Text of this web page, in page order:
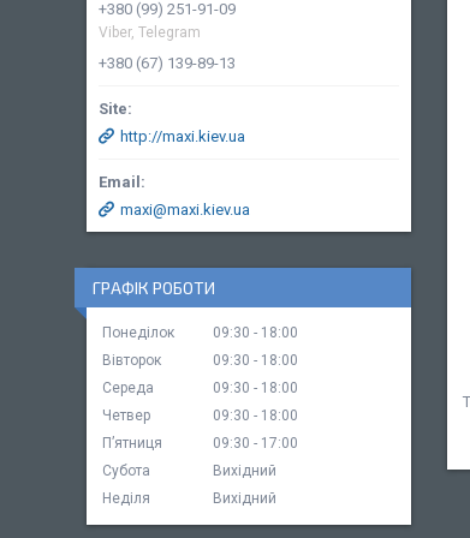
+380 (99) 251-91-09
Viber, Telegram
+380 (67) 139-89-13
http://maxi.kiev.ua
maxi@maxi.kiev.ua
ГРАФІК РОБОТИ
Понеділок 09:30
18:00
Вівторок
09:30
18:00
Середа
09:30
18:00
Четвер
09:30
18:00
Пʼятниця
09:30
17:00
Субота
Вихідний
Неділя
Вихідний